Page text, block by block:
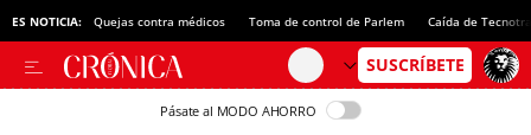
ES NOTICIA: Quejas contra médicos Toma de control de Parlem Caída de
Pásate al MODO AHORRO